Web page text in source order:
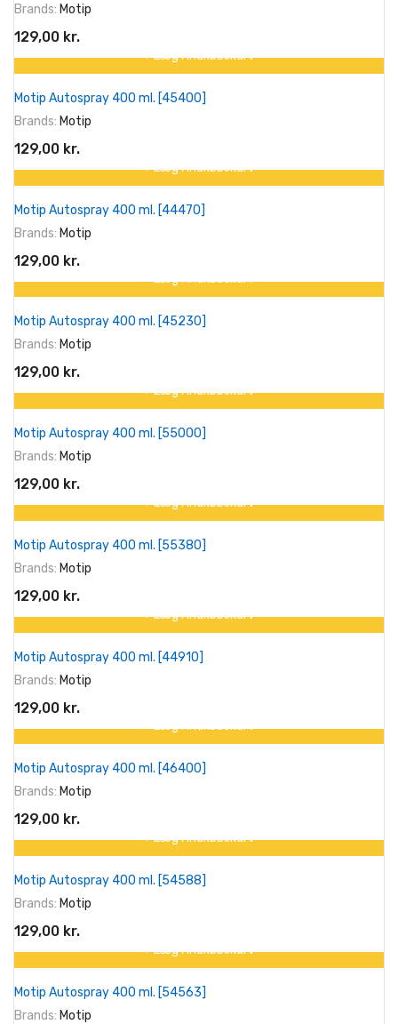
Brands: Motip
129,00 kr.
+ Læg I Indkøbskurv
Motip Autospray 400 ml. [45400]
Brands: Motip
129,00 kr.
+ Læg I Indkøbskurv
Motip Autospray 400 ml. [44470]
Brands: Motip
129,00 kr.
+ Læg I Indkøbskurv
Motip Autospray 400 ml. [45230]
Brands: Motip
129,00 kr.
+ Læg I Indkøbskurv
Motip Autospray 400 ml. [55000]
Brands: Motip
129,00 kr.
+ Læg I Indkøbskurv
Motip Autospray 400 ml. [55380]
Brands: Motip
129,00 kr.
+ Læg I Indkøbskurv
Motip Autospray 400 ml. [44910]
Brands: Motip
129,00 kr.
+ Læg I Indkøbskurv
Motip Autospray 400 ml. [46400]
Brands: Motip
129,00 kr.
+ Læg I Indkøbskurv
Motip Autospray 400 ml. [54588]
Brands: Motip
129,00 kr.
+ Læg I Indkøbskurv
Motip Autospray 400 ml. [54563]
Brands: Motip